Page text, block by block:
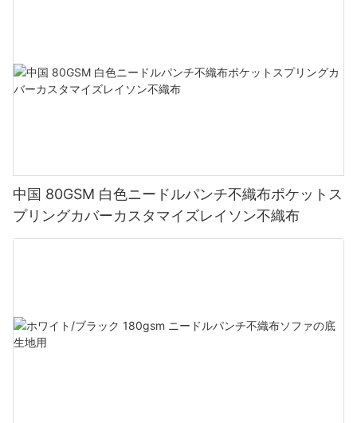
中国 80GSM 白色ニードルパンチ不織布ポケットス
プリングカバーカスタマイズレイソン不織布